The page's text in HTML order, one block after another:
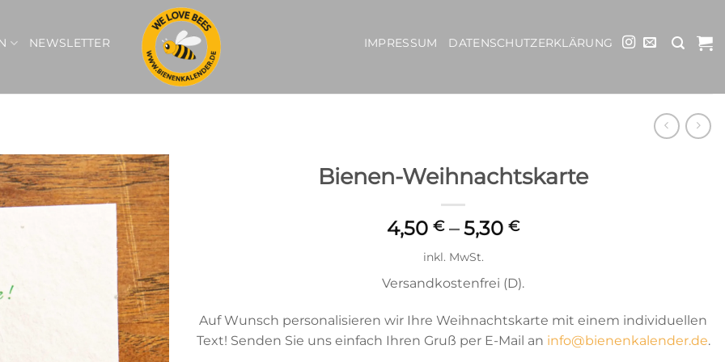
NEWSLETTER IMPRESSUM DATENSCHUTZERKLÄRUNG
Bienen-Weihnachtskarte
4,50 €–5,30 €
inkl. MwSt.
Versandkostenfrei (D).
Auf Wunsch personalisieren wir Ihre Weihnachtskarte mit einem individuellen
Text! Senden Sie uns einfach Ihren Gruß per E-Mail an info@bienenkalender.de.